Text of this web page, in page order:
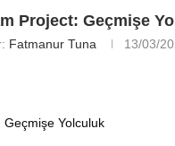
Project: Geçmişe
Fatmanur Tuna 13/03/
Yolculuk